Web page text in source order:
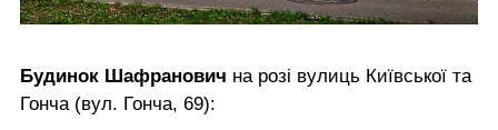
Будинок Шафранович на розі вулиць Київської та
Гонча (вул. Гонча, 69):